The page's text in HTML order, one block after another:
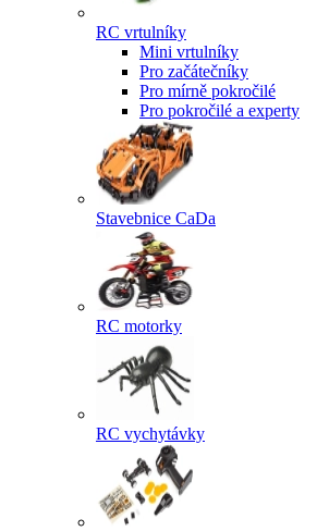
RC vrtulníky
Mini vrtulníky
Pro začátečníky
Pro mírně pokročilé
Pro pokročilé a experty
Stavebnice CaDa
RC motorky
RC vychytávky